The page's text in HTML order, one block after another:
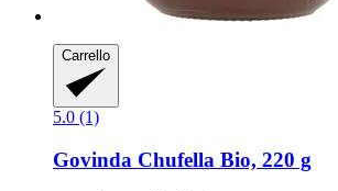
Carrello
5.0 (1)
Govinda Chufella Bio, 220 g